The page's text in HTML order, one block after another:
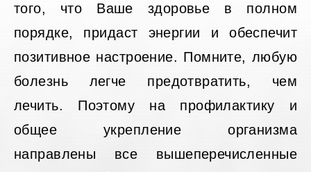
того, что Ваше здоровье в полном
порядке, придаст энергии и обеспечит
позитивное настроение. Помните, любую
болезнь легче предотвратить, чем
лечить. Поэтому на профилактику и
общее укрепление организма
направлены все вышеперечисленные